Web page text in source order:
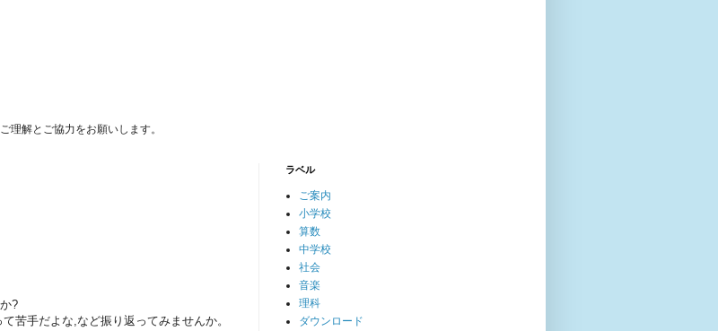
理解とご協力をお願いします。
?
苦手だよな,など振り返ってみませんか。
ラベル
ご案内
小学校
算数
中学校
社会
音楽
理科
ダウンロード